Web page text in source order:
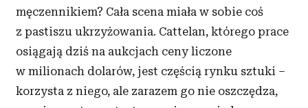
męczennikiem? Cała scena miała w sobie coś
z pastiszu ukrzyżowania. Cattelan, którego prace
osiągają dziś na aukcjach ceny liczone
w milionach dolarów, jest częścią rynku sztuki –
korzysta z niego, ale zarazem go nie oszczędza,